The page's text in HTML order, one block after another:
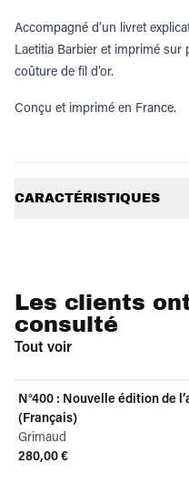
Accompagné d’un livret
Laetitia Barbier et imprimé sur
coûture de fil d’or.
Conçu et imprimé en France.
CARACTÉRISTIQUES
Les clients
consulté
Tout voir
N°400 : Nouvelle édition de
(Français)
Grimaud
280,00 €